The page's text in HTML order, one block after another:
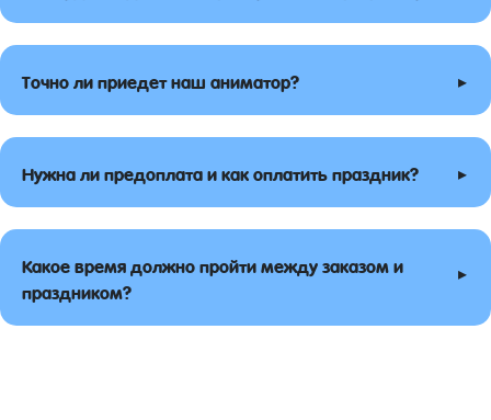
Точно ли приедет наш аниматор? ▸
Нужна ли предоплата и как оплатить праздник? ▸
Какое время должно пройти между заказом и
праздником?
▸